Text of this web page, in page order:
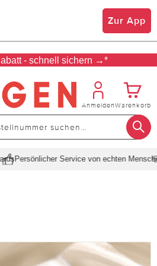
Zur App
- schnell sichern →*
AnmeldenWarenkorb
Persönlicher Service von echten Menschen